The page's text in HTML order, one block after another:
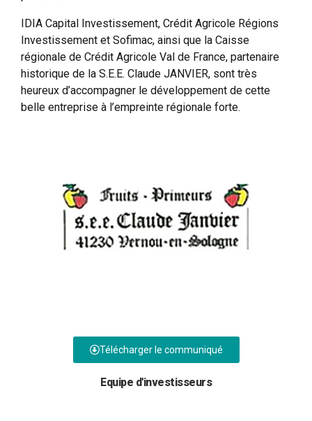
IDIA Capital Investissement, Crédit Agricole Régions
Investissement et Sofimac, ainsi que la Caisse
régionale de Crédit Agricole Val de France, partenaire
historique de la S.E.E. Claude JANVIER, sont très
heureux d’accompagner le développement de cette
belle entreprise à l’empreinte régionale forte.
Télécharger le communiqué
Equipe d'investisseurs